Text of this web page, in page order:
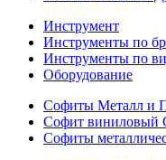
Инструмент
Инструменты по
Инструменты по
Оборудование
Софиты Металл и
Софит виниловый
Софиты